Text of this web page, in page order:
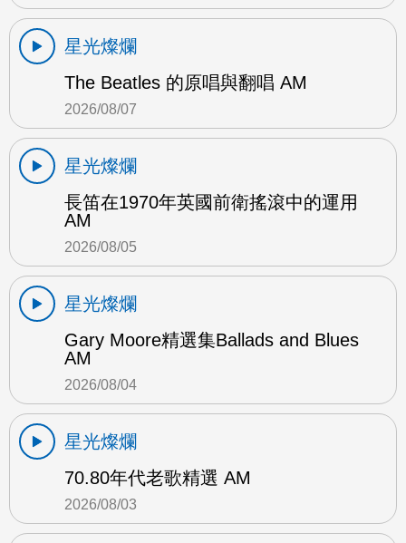
星光燦爛
The Beatles 的原唱與翻唱 AM
2026/08/07
星光燦爛
長笛在1970年英國前衛搖滾中的運用
AM
2026/08/05
星光燦爛
Gary Moore精選集Ballads and Blues
AM
2026/08/04
星光燦爛
70.80年代老歌精選 AM
2026/08/03